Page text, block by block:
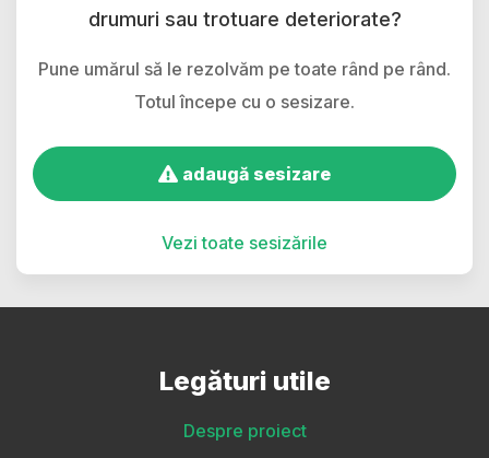
drumuri sau trotuare deteriorate?
Pune umărul să le rezolvăm pe toate rând pe rând.
Totul începe cu o sesizare.
adaugă sesizare
Vezi toate sesizările
Legături utile
Despre proiect